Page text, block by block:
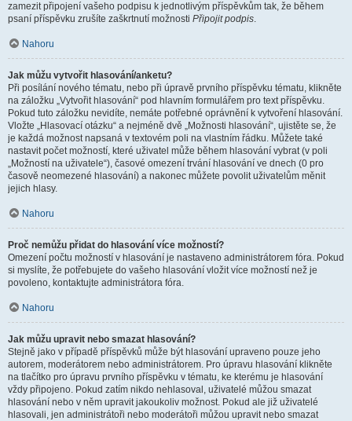
zamezit připojení vašeho podpisu k jednotlivým příspěvkům tak, že během
psaní příspěvku zrušíte zaškrtnutí možnosti Připojit podpis.
Nahoru
Jak můžu vytvořit hlasování/anketu?
Při posílání nového tématu, nebo při úpravě prvního příspěvku tématu, klikněte
na záložku „Vytvořit hlasování“ pod hlavním formulářem pro text příspěvku.
Pokud tuto záložku nevidíte, nemáte potřebné oprávnění k vytvoření hlasování.
Vložte „Hlasovací otázku“ a nejméně dvě „Možnosti hlasování“, ujistěte se, že
je každá možnost napsaná v textovém poli na vlastním řádku. Můžete také
nastavit počet možností, které uživatel může během hlasování vybrat (v poli
„Možností na uživatele“), časové omezení trvání hlasování ve dnech (0 pro
časově neomezené hlasování) a nakonec můžete povolit uživatelům měnit
jejich hlasy.
Nahoru
Proč nemůžu přidat do hlasování více možností?
Omezení počtu možností v hlasování je nastaveno administrátorem fóra. Pokud
si myslíte, že potřebujete do vašeho hlasování vložit více možností než je
povoleno, kontaktujte administrátora fóra.
Nahoru
Jak můžu upravit nebo smazat hlasování?
Stejně jako v případě příspěvků může být hlasování upraveno pouze jeho
autorem, moderátorem nebo administrátorem. Pro úpravu hlasování klikněte
na tlačítko pro úpravu prvního příspěvku v tématu, ke kterému je hlasování
vždy připojeno. Pokud zatím nikdo nehlasoval, uživatelé můžou smazat
hlasování nebo v něm upravit jakoukoliv možnost. Pokud ale již uživatelé
hlasovali, jen administrátoři nebo moderátoři můžou upravit nebo smazat